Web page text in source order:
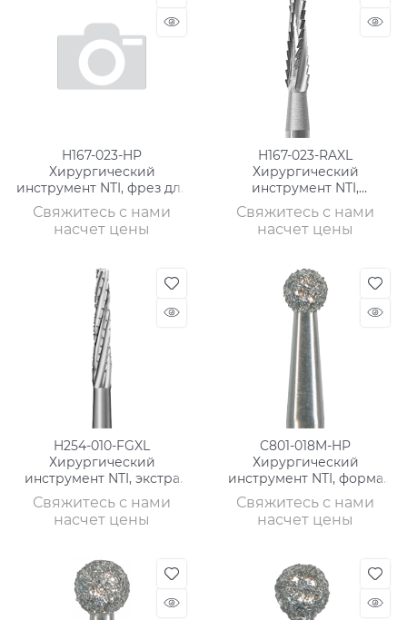
H167-023-HP
Хирургический
инструмент NTI, фрез для
Свяжитесь с нами
насчет цены
H167-023-RAXL
Хирургический
инструмент NTI,
длинный, фрез для кости
Свяжитесь с нами
насчет цены
H254-010-FGXL
Хирургический
инструмент NTI, экстра
длинный, фрез для кости
Свяжитесь с нами
насчет цены
C801-018M-HP
Хирургический
инструмент NTI, форма
шаровидная, среднее
зерно, без кольца/синее
Свяжитесь с нами
насчет цены